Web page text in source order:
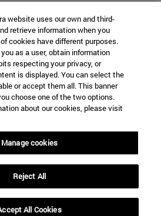
website uses our own and third-
retrieve information when you
cookies have different purposes.
as a user, obtain information
respecting your privacy, or
is displayed. You can select the
or accept them all. This banner
choose one of the two options.
about our cookies, please visit
Manage cookies
Reject All
All Cookies